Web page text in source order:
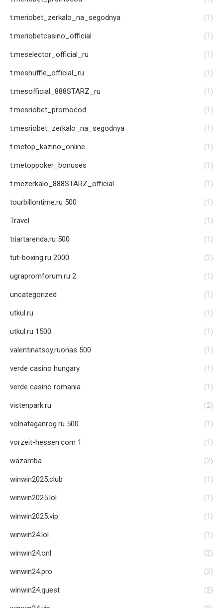
t.meriobet_zerkalo_na_segodnya (1)
t.meriobetcasino_official (1)
t.meselector_official_ru (1)
t.meshuffle_official_ru (1)
t.mesofficial_888STARZ_ru (1)
t.mesriobet_promocod (1)
t.mesriobet_zerkalo_na_segodnya (1)
t.metop_kazino_online (1)
t.metoppoker_bonuses (1)
t.mezerkalo_888STARZ_official (1)
tourbillontime.ru 500 (1)
Travel (1)
triartarenda.ru 500 (1)
tut-boxing.ru 2000 (2)
ugrapromforum.ru 2 (1)
uncategorized (1)
utkul.ru (1)
utkul.ru 1500 (1)
valentinatsoy.ruonas 500 (1)
verde casino hungary (1)
verde casino romania (1)
vistenpark.ru (2)
volnataganrog.ru 500 (1)
vorzeit-hessen.com 1 (1)
wazamba (2)
winwin2025.club (1)
winwin2025.lol (1)
winwin2025.vip (1)
winwin24.lol (1)
winwin24.onl (2)
winwin24.pro (2)
winwin24.quest (2)